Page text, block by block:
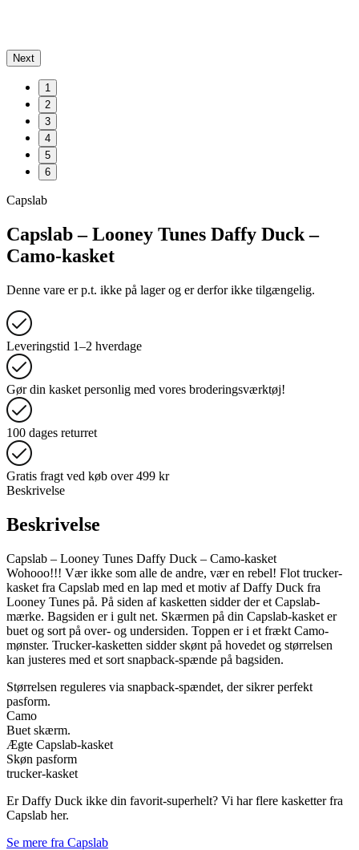
Next
1
2
3
4
5
6
Capslab
Capslab – Looney Tunes Daffy Duck –
Camo-kasket
Denne vare er p.t. ikke på lager og er derfor ikke tilgængelig.
Leveringstid 1–2 hverdage
Gør din kasket personlig med vores broderingsværktøj!
100 dages returret
Gratis fragt ved køb over 499 kr
Beskrivelse
Beskrivelse
Capslab – Looney Tunes Daffy Duck – Camo-kasket
Wohooo!!! Vær ikke som alle de andre, vær en rebel! Flot trucker-
kasket fra Capslab med en lap med et motiv af Daffy Duck fra
Looney Tunes på. På siden af kasketten sidder der et Capslab-
mærke. Bagsiden er i gult net. Skærmen på din Capslab-kasket er
buet og sort på over- og undersiden. Toppen er i et frækt Camo-
mønster. Trucker-kasketten sidder skønt på hovedet og størrelsen
kan justeres med et sort snapback-spænde på bagsiden.
Størrelsen reguleres via snapback-spændet, der sikrer perfekt
pasform.
Camo
Buet skærm.
Ægte Capslab-kasket
Skøn pasform
trucker-kasket
Er Daffy Duck ikke din favorit-superhelt? Vi har flere kasketter fra
Capslab her.
Se mere fra Capslab